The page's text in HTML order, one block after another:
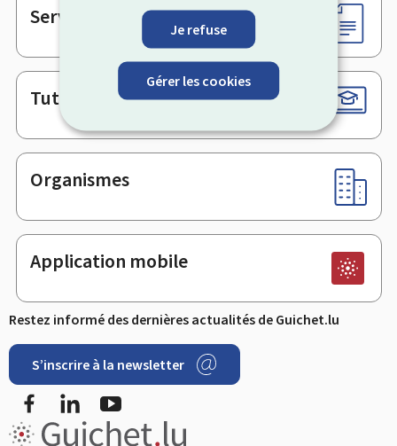
Je refuse
Gérer les cookies
Services en ligne & Formulaires
Tutoriels
Organismes
Application mobile
Restez informé des dernières actualités de Guichet.lu
S’inscrire à la newsletter
FacebookLinkedIn